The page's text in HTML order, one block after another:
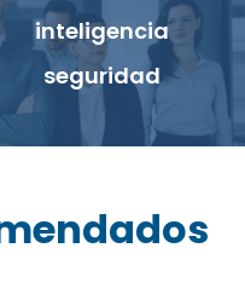
inteligencia
seguridad